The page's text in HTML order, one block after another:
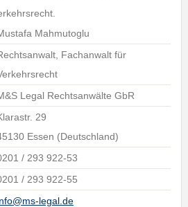
Mahmutoglu
Fachanwalt für
Legal Rechtsanwälte GbR
29
Essen (Deutschland)
/ 293 922-53
/ 293 922-55
legal.de